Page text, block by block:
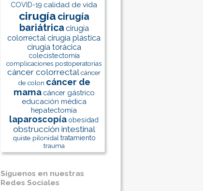
COVID-19 calidad de vida
cirugía cirugía
bariátrica cirugía
colorrectalcirugía plástica
cirugía torácica
colecistectomía
complicaciones postoperatorias
cáncer colorrectalcáncer
de colon cáncer de
mama cáncer gástrico
educación médica
hepatectomía
laparoscopía obesidad
obstrucción intestinal
quiste pilonidal tratamiento
trauma
Síguenos en nuestras
Redes Sociales